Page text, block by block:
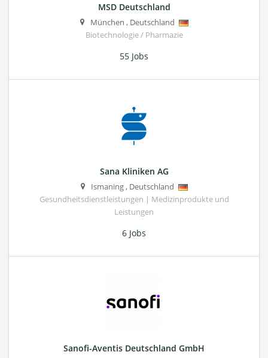
MSD Deutschland
München , Deutschland
Biotechnologie / Pharmazie
55 Jobs
Sana Kliniken AG
Ismaning, Deutschland
Gesundheitsdienstleistungen | Medizinprodukte und
Leistungen
6 Jobs
Sanofi-Aventis Deutschland GmbH